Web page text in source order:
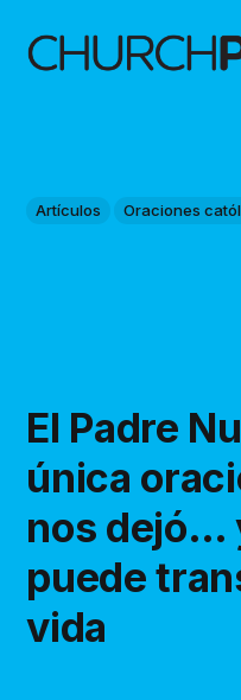
Artículos Oraciones
El Padre
única
nos dejó…
puede
vida